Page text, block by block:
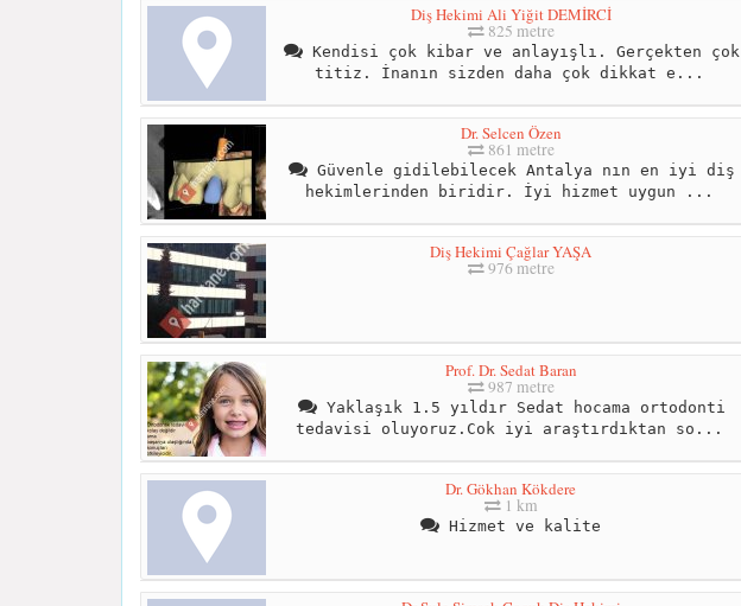
Diş Hekimi Ali Yiğit DEMİRCİ
825 metre
Kendisi çok kibar ve anlayışlı. Gerçekten çok
titiz. İnanın sizden daha çok dikkat e...
Dr. Selcen Özen
861 metre
Güvenle gidilebilecek Antalya nın en iyi diş
hekimlerinden biridir. İyi hizmet uygun ...
Diş Hekimi Çağlar YAŞA
976 metre
Prof. Dr. Sedat Baran
987 metre
Yaklaşık 1.5 yıldır Sedat hocama ortodonti
tedavisi oluyoruz.Cok iyi araştırdıktan so...
Dr. Gökhan Kökdere
1 km
Hizmet ve kalite